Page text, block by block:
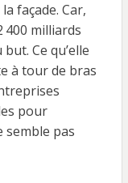
façade. Car,
400 milliards
Ce qu’elle
à tour de bras
pour
semble pas